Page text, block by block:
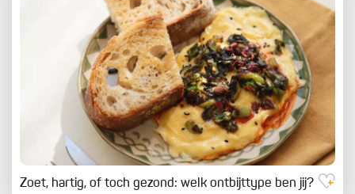
Zoet, hartig, of toch gezond: welk ontbijttype ben jij?